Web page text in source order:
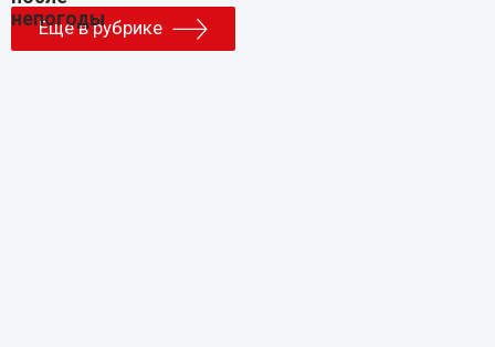
Еще в рубрике